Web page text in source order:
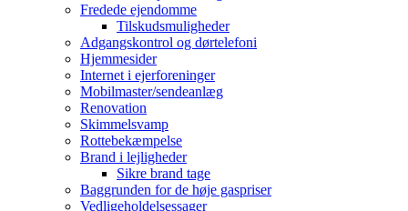
Fredede ejendomme
Tilskudsmuligheder
Adgangskontrol og dørtelefoni
Hjemmesider
Internet i ejerforeninger
Mobilmaster/sendeanlæg
Renovation
Skimmelsvamp
Rottebekæmpelse
Brand i lejligheder
Sikre brand tage
Baggrunden for de høje gaspriser
Vedligeholdelsessager